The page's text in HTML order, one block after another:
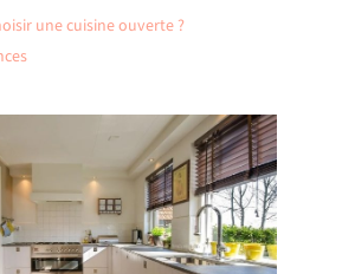
une cuisine ouverte ?